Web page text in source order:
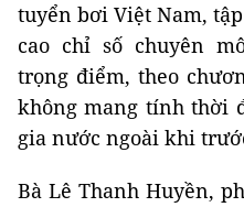
tuyển bơi Việt Nam,
cao chỉ số chuyên
trọng điểm, theo
không mang tính thời
gia nước ngoài khi
Bà Lê Thanh Huyền,